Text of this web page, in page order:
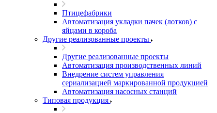
Птицефабрики
Автоматизация укладки пачек (лотков) с
яйцами в короба
Другие реализованные проекты
Другие реализованные проекты
Автоматизация производственных линий
Внедрение систем управления
сериализацией маркированной продукцией
Автоматизация насосных станций
Типовая продукция